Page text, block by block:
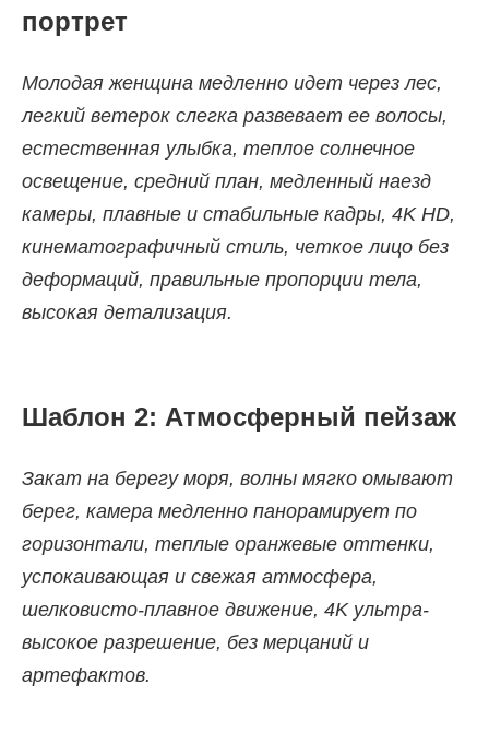
портрет
Молодая женщина медленно идет через лес,
легкий ветерок слегка развевает ее волосы,
естественная улыбка, теплое солнечное
освещение, средний план, медленный наезд
камеры, плавные и стабильные кадры, 4K HD,
кинематографичный стиль, четкое лицо без
деформаций, правильные пропорции тела,
высокая детализация.
Шаблон 2: Атмосферный пейзаж
Закат на берегу моря, волны мягко омывают
берег, камера медленно панорамирует по
горизонтали, теплые оранжевые оттенки,
успокаивающая и свежая атмосфера,
шелковисто-плавное движение, 4K ультра-
высокое разрешение, без мерцаний и
артефактов.